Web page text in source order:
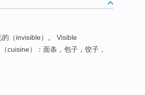
（invisible）。 Visible
cuisine）：面条，包子，饺子，